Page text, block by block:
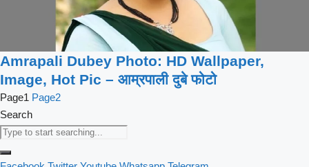
Amrapali Dubey Photo: HD Wallpaper,
Image, Hot Pic – आम्रपाली दुबे फोटो
Page1 Page2
Search